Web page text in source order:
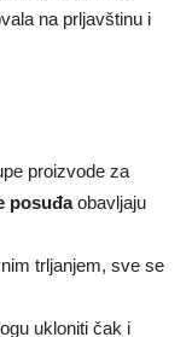
na prljavštinu i
proizvode za
posuđaobavljaju
trljanjem, sve se
ukloniti čak i